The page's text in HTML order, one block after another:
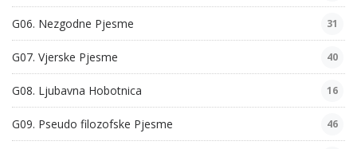
G06. Nezgodne Pjesme 31
G07. Vjerske Pjesme 40
G08. Ljubavna Hobotnica 16
G09. Pseudo filozofske Pjesme 46